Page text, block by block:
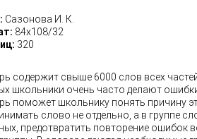
Сазонова И. К.
84х108/32
320
содержит свыше 6000 слов всех
школьники очень часто делают
поможет школьнику понять причину
слово не отдельно, а в группе
предотвратить повторение ошибок